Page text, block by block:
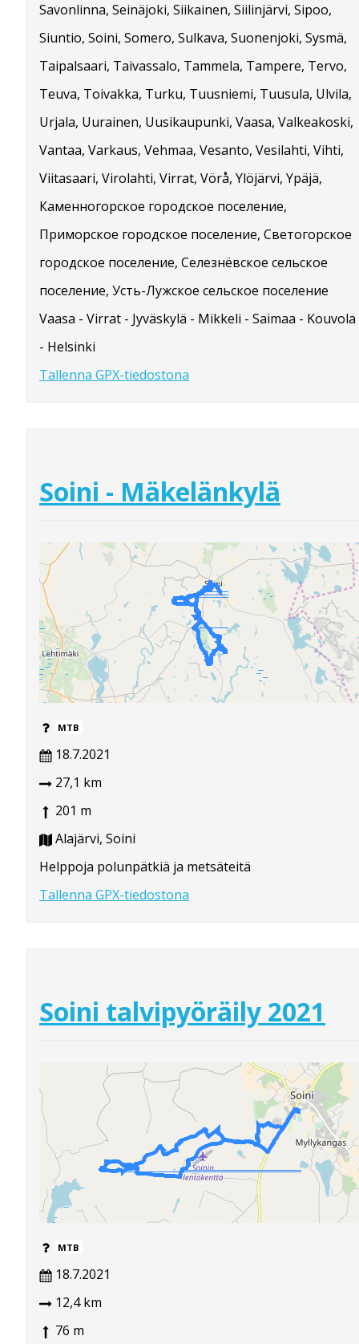
Savonlinna, Seinäjoki, Siikainen, Siilinjärvi, Sipoo,
Siuntio, Soini, Somero, Sulkava, Suonenjoki, Sysmä,
Taipalsaari, Taivassalo, Tammela, Tampere, Tervo,
Teuva, Toivakka, Turku, Tuusniemi, Tuusula, Ulvila,
Urjala, Uurainen, Uusikaupunki, Vaasa, Valkeakoski,
Vantaa, Varkaus, Vehmaa, Vesanto, Vesilahti, Vihti,
Viitasaari, Virolahti, Virrat, Vörå, Ylöjärvi, Ypäjä,
Каменногорское городское поселение,
Приморское городское поселение, Светогорское
городское поселение, Селезнёвское сельское
поселение, Усть-Лужское сельское поселение
Vaasa - Virrat - Jyväskylä - Mikkeli - Saimaa - Kouvola
- Helsinki
Tallenna GPX-tiedostona
Soini - Mäkelänkylä
MTB
18.7.2021
27,1 km
201 m
Alajärvi, Soini
Helppoja polunpätkiä ja metsäteitä
Tallenna GPX-tiedostona
Soini talvipyöräily 2021
MTB
18.7.2021
12,4 km
76 m